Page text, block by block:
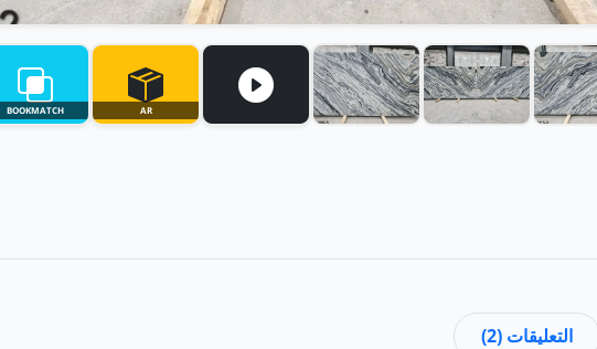
AR
BOOKMATCH
التعليقات (2)